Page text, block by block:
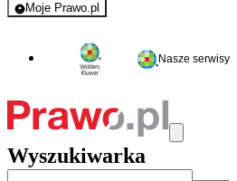
Moje Prawo.pl
- rejestracja i logowanie do serwisu
Nasze serwisy
Wyszukiwarka